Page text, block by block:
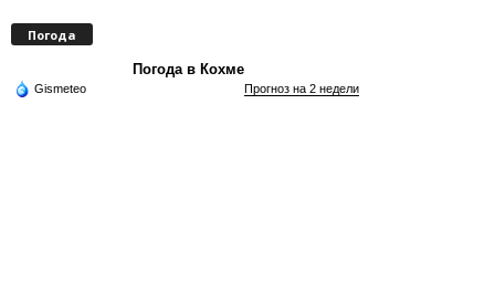
Погода
Погода в Кохме
Gismeteo Прогноз на 2 недели